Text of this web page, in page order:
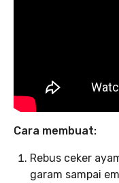
Cara membuat:
Rebus ceker
garam sampai